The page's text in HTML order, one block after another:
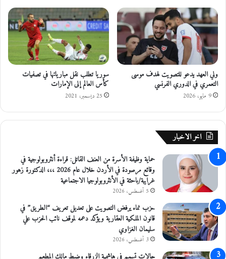
ج
ا
ر
ة
و
أ
ه
ا
ي
ن
ع
و
ر
ن
ا
ولي العهد يدعو للتصويت لهدف موسى
التعمري في الدوري الفرنسي
9 مايو، 2026
سوريا تطلب نقل مبارياتها في تصفيات
كأس العالم إلى الإمارات
25 ديسمبر، 2021
اخر الاخبار
حماية وظيفة الأسرة من العنف القاتل: قراءة أنثروبولوجية في
وقائع مرصودة في الأردن خلال عام 2026 ،،، الدكتورة زهور
غرايبة/باحثة في الأنثروبولوجيا الاجتماعية
5 أغسطس، 2026
حزب نماء يرفض التصويت على تعديل تعريف “الطريق” في
قانون الملكية العقارية ويؤكد دعمه لموقف نائب الحزب علي
سليمان الغزاوي
3 أغسطس، 2026